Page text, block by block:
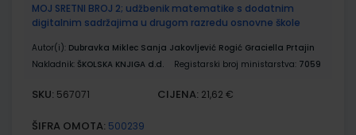
MOJ SRETNI BROJ 2; udžbenik matematike s dodatnim
digitalnim sadržajima u drugom razredu osnovne škole
Autor(i): Dubravka Miklec Sanja Jakovljević Rogić Graciella Prtajin
Nakladnik: ŠKOLSKA KNJIGA d.d. Registarski broj ministarstva: 7059
SKU: 567071 CIJENA: 21,62 €
ŠIFRA OMOTA: 500239